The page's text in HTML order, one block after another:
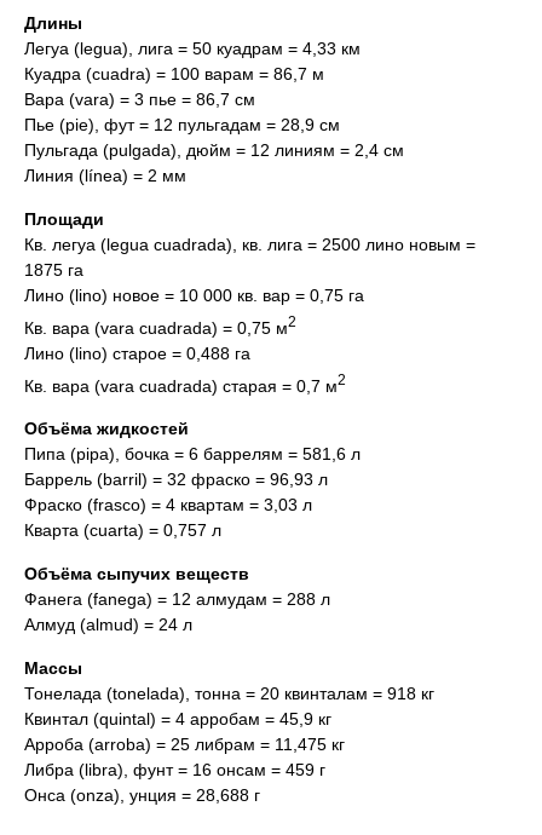
Длины
Легуа (legua), лига = 50 куадрам = 4,33 км
Куадра (cuadra) = 100 варам = 86,7 м
Вара (vara) = 3 пье = 86,7 см
Пье (pie), фут = 12 пульгадам = 28,9 см
Пульгада (pulgada), дюйм = 12 линиям = 2,4 см
Линия (línеа) = 2 мм
Площади
Кв. легуа (legua cuadrada), кв. лига = 2500 лино новым =
1875 га
Лино (lino) новое = 10 000 кв. вар = 0,75 га
Кв. вара (vara cuadrada) = 0,75 м2
Лино (lino) старое = 0,488 га
Кв. вара (vara cuadrada) старая = 0,7 м2
Объёма жидкостей
Пипа (pipa), бочка = 6 баррелям = 581,6 л
Баррель (barril) = 32 фраско = 96,93 л
Фраско (frasco) = 4 квартам = 3,03 л
Кварта (cuarta) = 0,757 л
Объёма сыпучих веществ
Фанега (fanega) = 12 алмудам = 288 л
Алмуд (almud) = 24 л
Массы
Тонелада (tonelada), тонна = 20 квинталам = 918 кг
Квинтал (quintal) = 4 арробам = 45,9 кг
Арроба (arroba) = 25 либрам = 11,475 кг
Либра (libra), фунт = 16 онсам = 459 г
Онса (onza), унция = 28,688 г